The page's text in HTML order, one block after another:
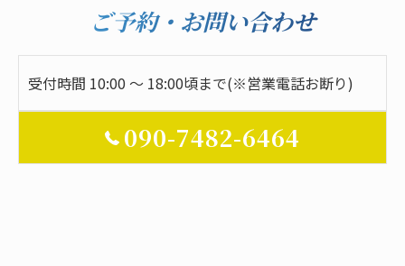
ご予約・お問い合わせ
受付時間 10:00 ～ 18:00頃まで(※営業電話お断り)
090-7482-6464